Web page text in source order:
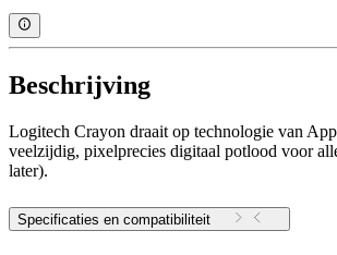
Beschrijving
Logitech Crayon draait op technologie van
veelzijdig, pixelprecies digitaal potlood voor
later).
Specificaties en compatibiliteit